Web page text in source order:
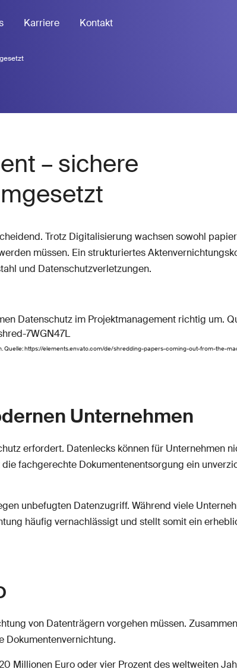
Karriere Kontakt
– sichere
Trotz Digitalisierung wachsen sowohl
müssen. Ein strukturiertes
und Datenschutzverletzungen.
Quelle: https://elements.envato.com/de/shredding-papers-coming-out-from-the-
Unternehmen
erfordert. Datenlecks können für Unternehmen
fachgerechte Dokumentenentsorgung ein
unbefugten Datenzugriff. Während viele
häufig vernachlässigt und stellt somit ein
von Datenträgern vorgehen müssen.
Dokumentenvernichtung.
Millionen Euro oder vier Prozent des weltweiten